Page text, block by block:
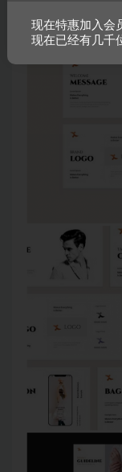
现在特惠加入会
现在已经有几千